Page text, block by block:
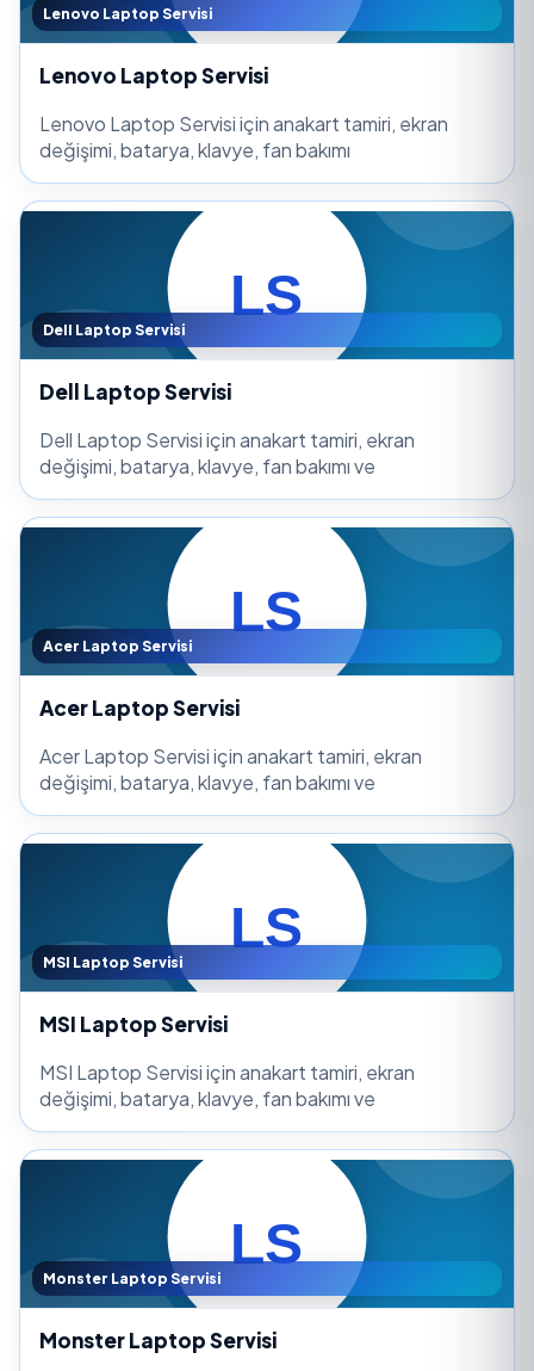
Lenovo Laptop Servisi
Lenovo Laptop Servisi
Lenovo Laptop Servisi için anakart tamiri, ekran
değişimi, batarya, klavye, fan bakımı
Dell Laptop Servisi
Dell Laptop Servisi
Dell Laptop Servisi için anakart tamiri, ekran
değişimi, batarya, klavye, fan bakımı ve
Acer Laptop Servisi
Acer Laptop Servisi
Acer Laptop Servisi için anakart tamiri, ekran
değişimi, batarya, klavye, fan bakımı ve
MSI Laptop Servisi
MSI Laptop Servisi
MSI Laptop Servisi için anakart tamiri, ekran
değişimi, batarya, klavye, fan bakımı ve
Monster Laptop Servisi
Monster Laptop Servisi